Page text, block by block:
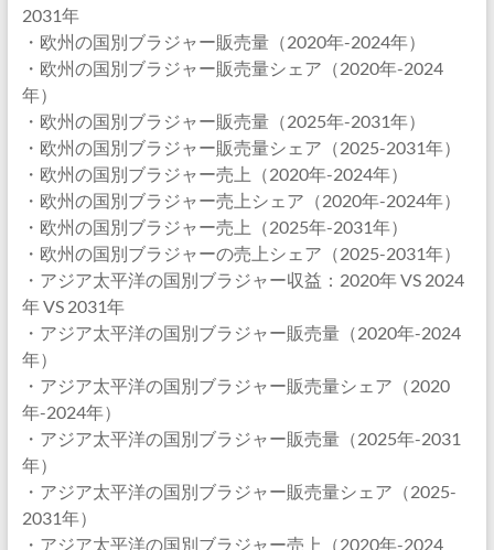
2031年
・欧州の国別ブラジャー販売量（2020年-2024年）
・欧州の国別ブラジャー販売量シェア（2020年-2024
年）
・欧州の国別ブラジャー販売量（2025年-2031年）
・欧州の国別ブラジャー販売量シェア（2025-2031年）
・欧州の国別ブラジャー売上（2020年-2024年）
・欧州の国別ブラジャー売上シェア（2020年-2024年）
・欧州の国別ブラジャー売上（2025年-2031年）
・欧州の国別ブラジャーの売上シェア（2025-2031年）
・アジア太平洋の国別ブラジャー収益：2020年 VS 2024
年 VS 2031年
・アジア太平洋の国別ブラジャー販売量（2020年-2024
年）
・アジア太平洋の国別ブラジャー販売量シェア（2020
年-2024年）
・アジア太平洋の国別ブラジャー販売量（2025年-2031
年）
・アジア太平洋の国別ブラジャー販売量シェア（2025-
2031年）
・アジア太平洋の国別ブラジャー売上（2020年-2024